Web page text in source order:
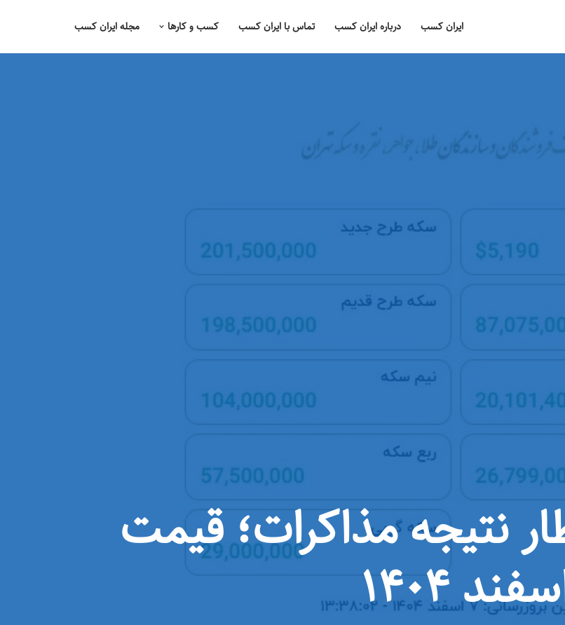
ایران کسب درباره ایران کسب تماس با ایران کسب کسب و کارها مجله ایران کسب
نتیجه مذاکرات؛ قیمت